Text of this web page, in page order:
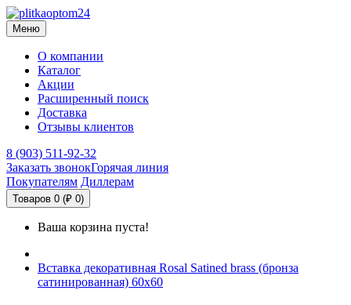
Меню
О компании
Каталог
Акции
Расширенный поиск
Доставка
Отзывы клиентов
8 (903) 511-92-32
Заказать звонокГорячая линия
Покупателям Диллерам
Товаров 0 (₽ 0)
Ваша корзина пуста!
Вставка декоративная Rosal Satined brass (бронза
сатинированная) 60x60